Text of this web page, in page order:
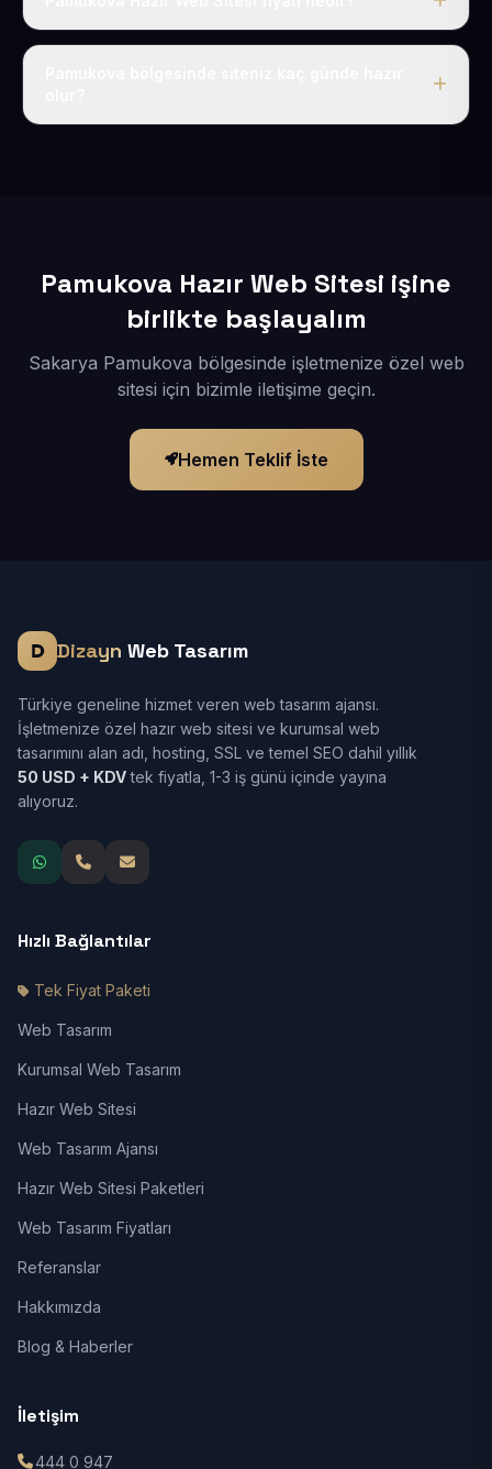
Tek fiyat uygulanır: yıllık 50 USD + KDV. Bu bedele alan
Pamukova Hazır Web Sitesi işine
birlikte başlayalım
Sakarya Pamukova bölgesinde işletmenize özel web
sitesi için bizimle iletişime geçin.
Hemen Teklif İste
Dizayn Web Tasarım
Türkiye geneline hizmet veren web tasarım ajansı.
İşletmenize özel hazır web sitesi ve kurumsal web
tasarımını alan adı, hosting, SSL ve temel SEO dahil yıllık
50 USD + KDVtek fiyatla, 1-3 iş günü içinde yayına
alıyoruz.
Hızlı Bağlantılar
Tek Fiyat Paketi
Web Tasarım
Kurumsal Web Tasarım
Hazır Web Sitesi
Web Tasarım Ajansı
Hazır Web Sitesi Paketleri
Web Tasarım Fiyatları
Referanslar
Hakkımızda
Blog & Haberler
İletişim
444 0 947